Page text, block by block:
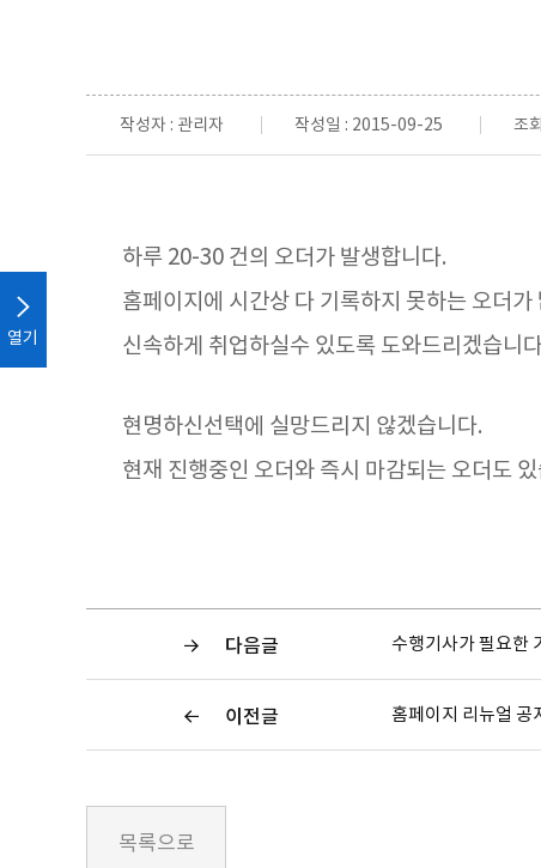
열기
작성자 : 관리자 작성일 : 2015-09-25 조
하루 20-30 건의 오더가 발생합니다.
홈페이지에 시간상 다 기록하지 못하는 오더가
신속하게 취업하실수 있도록 도와드리겠습니
현명하신선택에 실망드리지 않겠습니다.
현재 진행중인 오더와 즉시 마감되는 오더도
다음글 수행기사가 필요한
이전글 홈페이지 리뉴얼 공